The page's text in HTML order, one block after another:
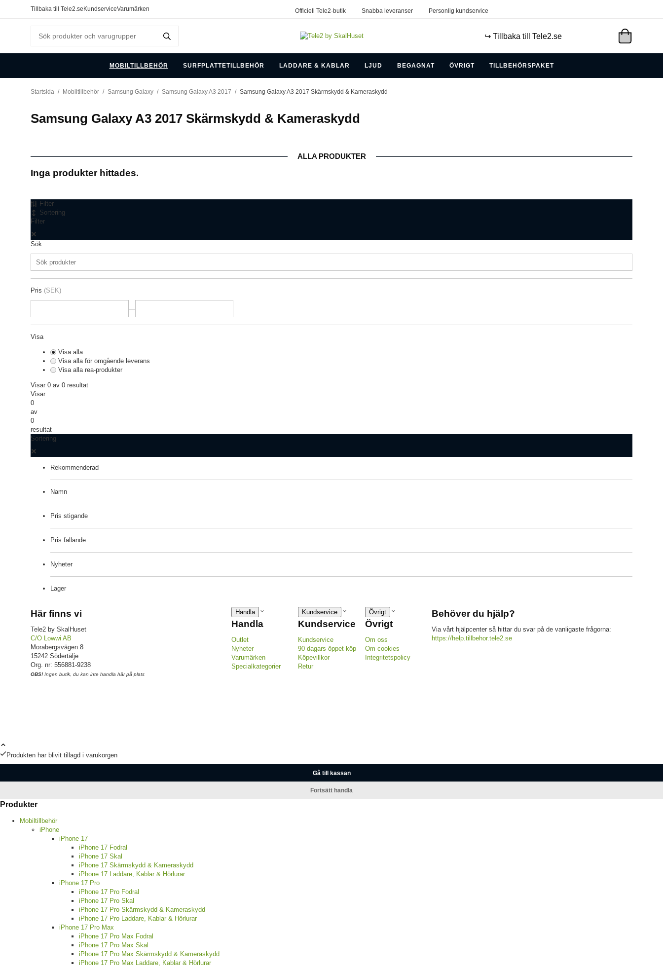
Tillbaka till Tele2.se KundserviceVarumärken Officiell Tele2-butik Snabba leveranser Personlig kundservice
↪️ Tillbaka till Tele2.se
MOBILTILLBEHÖR SURFPLATTETILLBEHÖR LADDARE & KABLAR LJUD BEGAGNAT ÖVRIGT TILLBEHÖRSPAKET
Startsida / Mobiltillbehör / Samsung Galaxy / Samsung Galaxy A3 2017 / Samsung Galaxy A3 2017 Skärmskydd & Kameraskydd
Samsung Galaxy A3 2017 Skärmskydd & Kameraskydd
ALLA PRODUKTER
Inga produkter hittades.
Filter
Sortering
Filter
Sök
Pris (SEK)
—
Visa
Visa alla
Visa alla för omgående leverans
Visa alla rea-produkter
Visar 0 av 0 resultat
Visar
0
av
0
resultat
Sortering
Rekommenderad
Namn
Pris stigande
Pris fallande
Nyheter
Lager
Här finns vi
Tele2 by SkalHuset
C/O Lowwi AB
Morabergsvägen 8
15242 Södertälje
Org. nr: 556881-9238
OBS! Ingen butik, du kan inte handla här på plats
Handla
Handla
Outlet
Nyheter
Varumärken
Specialkategorier
Kundservice
Kundservice
Kundservice
90 dagars öppet köp
Köpevillkor
Retur
Övrigt
Övrigt
Om oss
Om cookies
Integritetspolicy
Behöver du hjälp?
Via vårt hjälpcenter så hittar du svar på de vanligaste frågorna:
https://help.tillbehor.tele2.se
Produkten har blivit tillagd i varukorgen
Gå till kassan
Fortsätt handla
Produkter
Mobiltillbehör
iPhone
iPhone 17
iPhone 17 Fodral
iPhone 17 Skal
iPhone 17 Skärmskydd & Kameraskydd
iPhone 17 Laddare, Kablar & Hörlurar
iPhone 17 Pro
iPhone 17 Pro Fodral
iPhone 17 Pro Skal
iPhone 17 Pro Skärmskydd & Kameraskydd
iPhone 17 Pro Laddare, Kablar & Hörlurar
iPhone 17 Pro Max
iPhone 17 Pro Max Fodral
iPhone 17 Pro Max Skal
iPhone 17 Pro Max Skärmskydd & Kameraskydd
iPhone 17 Pro Max Laddare, Kablar & Hörlurar